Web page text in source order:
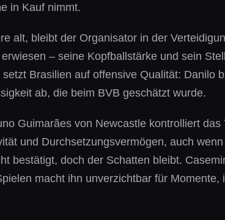
in Kauf nimmt.
alt, bleibt der Organisator in der
– seine Kopfballstärke und sein
Brasilien auf offensive Qualität: Danilo
ab, die beim BVB geschätzt wurde.
Guimarães von Newcastle kontrolliert das
und Durchsetzungsvermögen, auch
bestätigt, doch der Schatten bleibt.
macht ihn unverzichtbar für Momente,